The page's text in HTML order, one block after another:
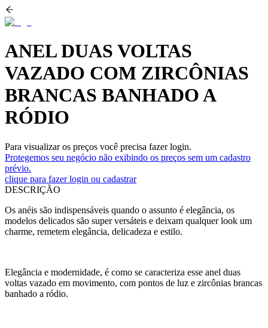
ANEL DUAS VOLTAS
VAZADO COM ZIRCÔNIAS
BRANCAS BANHADO A
RÓDIO
Para visualizar os preços você precisa fazer login.
Protegemos seu negócio não exibindo os preços sem um cadastro
prévio.
clique para fazer login ou cadastrar
DESCRIÇÃO
Os anéis são indispensáveis quando o assunto é elegância, os
modelos delicados são super versáteis e deixam qualquer look um
charme, remetem elegância, delicadeza e estilo.
Elegância e modernidade, é como se caracteriza esse anel duas
voltas vazado em movimento, com pontos de luz e zircônias brancas
banhado a ródio.